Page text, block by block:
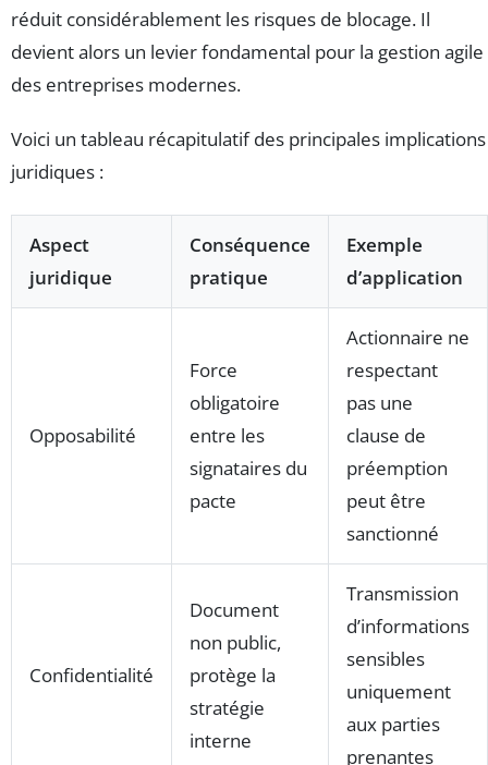
réduit considérablement les risques de blocage. Il
devient alors un levier fondamental pour la gestion agile
des entreprises modernes.
Voici un tableau récapitulatif des principales implications
juridiques :
Aspect
juridique
Conséquence
pratique
Exemple
d’application
Opposabilité
Force
obligatoire
entre les
signataires du
pacte
Actionnaire ne
respectant
pas une
clause de
préemption
peut être
sanctionné
Confidentialité
Document
non public,
protège la
stratégie
interne
Transmission
d’informations
sensibles
uniquement
aux parties
prenantes